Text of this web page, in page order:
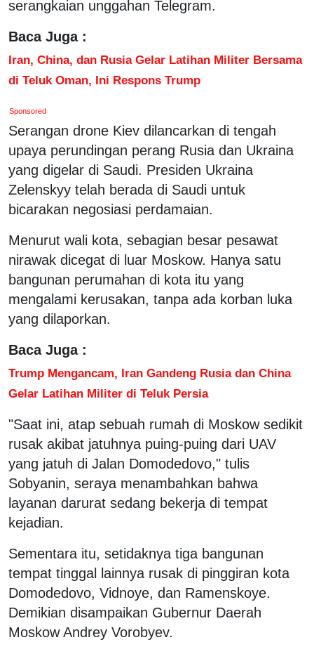
serangkaian unggahan Telegram.
Baca Juga :
Iran, China, dan Rusia Gelar Latihan Militer Bersama
di Teluk Oman, Ini Respons Trump
Sponsored
Serangan drone Kiev dilancarkan di tengah
upaya perundingan perang Rusia dan Ukraina
yang digelar di Saudi. Presiden Ukraina
Zelenskyy telah berada di Saudi untuk
bicarakan negosiasi perdamaian.
Menurut wali kota, sebagian besar pesawat
nirawak dicegat di luar Moskow. Hanya satu
bangunan perumahan di kota itu yang
mengalami kerusakan, tanpa ada korban luka
yang dilaporkan.
Baca Juga :
Trump Mengancam, Iran Gandeng Rusia dan China
Gelar Latihan Militer di Teluk Persia
"Saat ini, atap sebuah rumah di Moskow sedikit
rusak akibat jatuhnya puing-puing dari UAV
yang jatuh di Jalan Domodedovo," tulis
Sobyanin, seraya menambahkan bahwa
layanan darurat sedang bekerja di tempat
kejadian.
Sementara itu, setidaknya tiga bangunan
tempat tinggal lainnya rusak di pinggiran kota
Domodedovo, Vidnoye, dan Ramenskoye.
Demikian disampaikan Gubernur Daerah
Moskow Andrey Vorobyev.